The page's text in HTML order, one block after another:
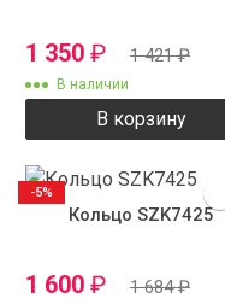
1 350 ₽ 1 421₽
В наличии
В корзину
Кольцо SZK7425
1 600 ₽ 1 684₽
-5%